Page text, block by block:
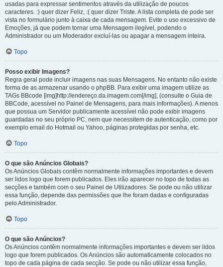
usadas para expressar sentimentos através da utilização de poucos
caracteres. :) quer dizer Feliz, :( quer dizer Triste. A lista completa de pode ser
vista no formulário junto à caixa de cada mensagem. Evite o uso excessivo de
Emoções, já que podem tornar uma Mensagem ilegível, podendo o
Administrador ou um Moderador excluí-las ou apagar a mensagem inteira.
Topo
Posso exibir Imagens?
Regra geral pode incluir imagens nas suas Mensagens. No entanto não existe
forma de as armazenar usando o phpBB. Para exibir uma imagem utilize as
TAGs BBcode [img]http://endereço.da.imagem.com[/img], (consulte o Guia de
BBCode, acessível no Painel de Mensagens, para mais informações). A menos
que possua um Servidor publicamente acessível não pode exibir imagens
guardadas no seu próprio PC, nem que necessitem de autenticação, como por
exemplo email do Hotmail ou Yahoo, páginas protegidas por senha, etc.
Topo
O que são Anúncios Globais?
Os Anúncios Globais contêm normalmente informações importantes e devem
ser lidos logo que forem publicados. Eles irão aparecer no topo de todas as
secções e também com o seu Painel de Utilizadores. Se pode ou não utilizar
essa função, depende das permissões que lhe foram dadas e configuradas
pelo Administrador.
Topo
O que são Anúncios?
Os Anúncios contêm normalmente informações importantes e devem ser lidos
logo que forem publicados. Os Anúncios são automaticamente colocados no
topo de cada página de cada secção. Se pode ou não utilizar essa função,